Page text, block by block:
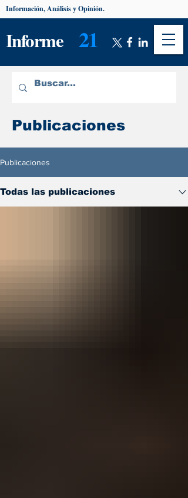
Informe 21
Información, Análisis y Opinión.
Publicaciones
Publicaciones
Todas las publicaciones